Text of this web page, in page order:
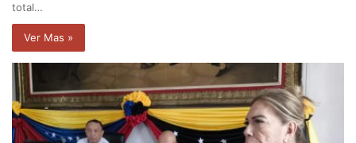
total…
Ver Mas »